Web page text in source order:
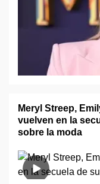
Meryl Streep,
vuelven en la
sobre la moda